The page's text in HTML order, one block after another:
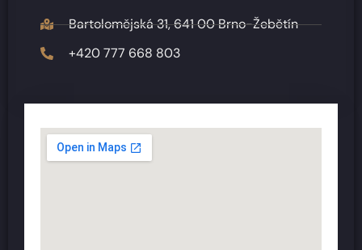
Bartolomějská 31, 641 00 Brno-Žebětín
+420 777 668 803